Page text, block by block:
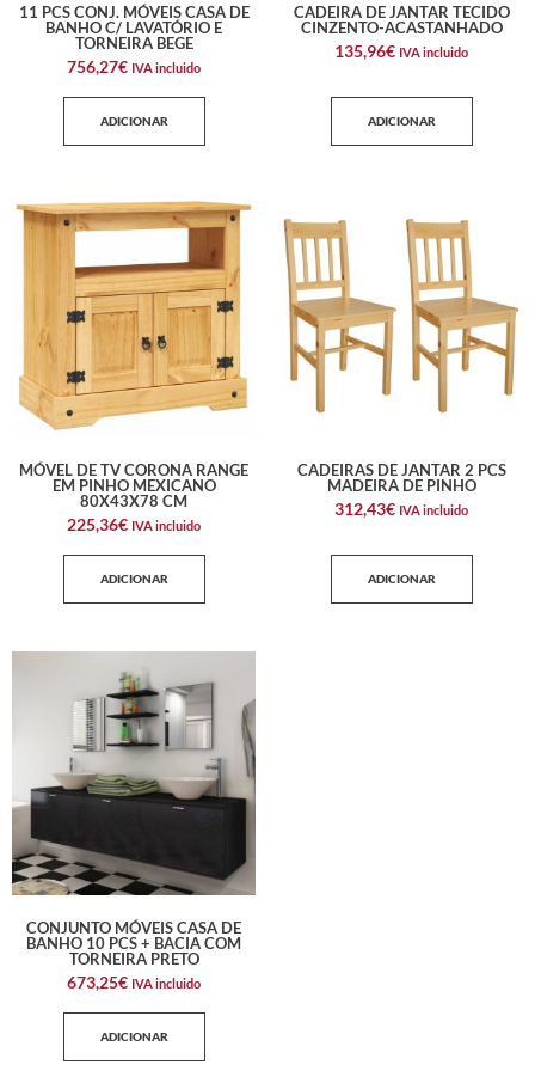
11 PCS CONJ. MÓVEIS CASA DE
BANHO C/ LAVATÓRIO E
TORNEIRA BEGE
756,27€ IVA incluido
ADICIONAR
CADEIRA DE JANTAR TECIDO
CINZENTO-ACASTANHADO
135,96€ IVA incluido
ADICIONAR
MÓVEL DE TV CORONA RANGE
EM PINHO MEXICANO
80X43X78 CM
225,36€ IVA incluido
ADICIONAR
CADEIRAS DE JANTAR 2 PCS
MADEIRA DE PINHO
312,43€ IVA incluido
ADICIONAR
CONJUNTO MÓVEIS CASA DE
BANHO 10 PCS + BACIA COM
TORNEIRA PRETO
673,25€ IVA incluido
ADICIONAR